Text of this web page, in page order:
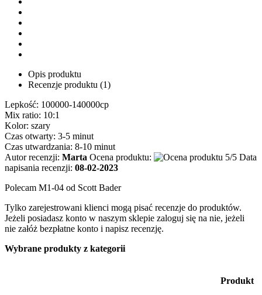
Opis produktu
Recenzje produktu (1)
Lepkość: 100000-140000cp
Mix ratio: 10:1
Kolor: szary
Czas otwarty: 3-5 minut
Czas utwardzania: 8-10 minut
Autor recenzji: Marta Ocena produktu:
Data
napisania recenzji: 08-02-2023
Polecam M1-04 od Scott Bader
Tylko zarejestrowani klienci mogą pisać recenzje do produktów.
Jeżeli posiadasz konto w naszym sklepie zaloguj się na nie, jeżeli
nie załóż bezpłatne konto i napisz recenzję.
Wybrane produkty z kategorii
Produkt